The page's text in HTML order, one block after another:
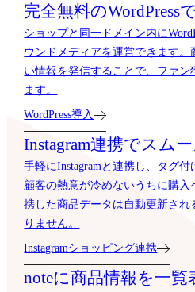
完全無料のWordPress
ショップと同一ドメイン内に
ウンドメディアを運営できます
い情報を発信することで、ファン
ます。
WordPress導入
Instagram連携でスム
手軽にInstagramと連携し、タグ
顧客の熱意が冷めないうちに購
携した商品データは自動更新され
りません。
Instagramショッピング連携
noteに商品情報を一覧